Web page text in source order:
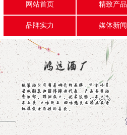
网站首页 精致产品
品牌实力 媒体新闻